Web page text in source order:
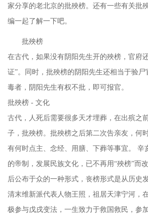
家分享的老北京的批殃榜。还有一些有关批
编一起了解一下吧。
批殃榜
在古代，如果没有阴阳先生开的殃榜，官府
证”。同时，批殃榜的阴阳先生还相当于验
毒者，阴阳先生有权不批，即可报官。
批殃榜 - 文化
古代，人死后需要很多天才埋葬，在出殡之
子，批殃榜。批殃榜之后第二次告亲友，何
有何时点主、念经、用膳、下葬等事宜。
辛
的帝制，发展民族文化，已不再用“殃榜”而
后公布于众的一种形式，丧榜形式是从历史
清末维新派代表人物王照，祖居天津宁河，
极参与戊戌变法，一生致力于救国救民，参